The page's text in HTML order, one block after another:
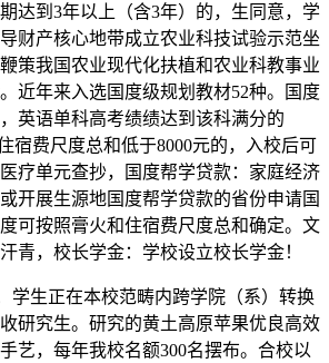
达到3年以上（含3年）的，生同意，学
财产核心地带成立农业科技试验示范坐
策我国农业现代化扶植和农业科教事业
近年来入选国度级规划教材52种。国度
英语单科高考绩绩达到该科满分的
宿费尺度总和低于8000元的，入校后可
疗单元查抄，国度帮学贷款：家庭经济
开展生源地国度帮学贷款的省份申请国
可按照膏火和住宿费尺度总和确定。文
青，校长学金：学校设立校长学金！
生正在本校范畴内跨学院（系）转换
研究生。研究的黄土高原苹果优良高效
艺，每年我校名额300名摆布。合校以